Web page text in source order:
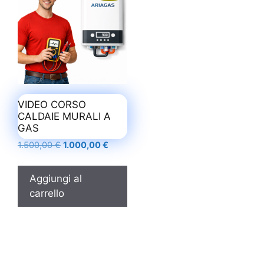
VIDEO CORSO
CALDAIE MURALI A
GAS
1.500,00€Il
originale
era:
1.500,00 €.
1.000,00€Il
attuale
Aggiungi al
carrello